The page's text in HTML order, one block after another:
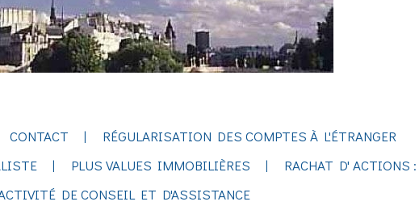
CONTACT
RÉGULARISATION DES COMPTES À L'ÉTRANGER
PLUS VALUES IMMOBILIÈRES
RACHAT D' ACTIONS
DE CONSEIL ET D'ASSISTANCE